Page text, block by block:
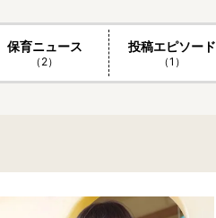
保育ニュース
（2）
投稿エピソード
（1）